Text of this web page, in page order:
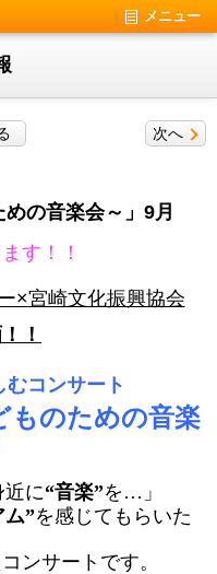
メニュー
次へ
めの音楽会～」9月
す！！
×宮崎文化振興協会
！
コンサート
ものための音楽
近に“音楽”を…」
ム”を感じてもらいた
ンサートです。